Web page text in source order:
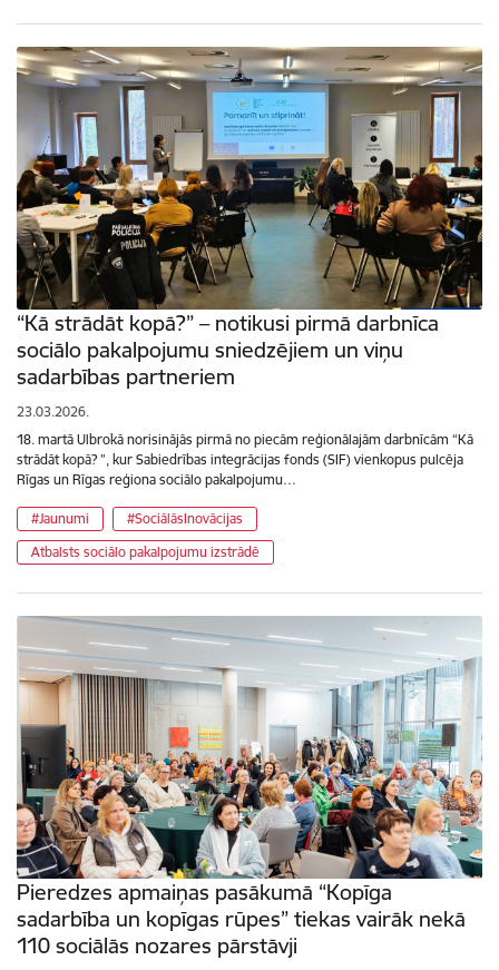
“Kā strādāt kopā?” – notikusi pirmā darbnīca
sociālo pakalpojumu sniedzējiem un viņu
sadarbības partneriem
23.03.2026.
18. martā Ulbrokā norisinājās pirmā no piecām reģionālajām darbnīcām “Kā
strādāt kopā? ”, kur Sabiedrības integrācijas fonds (SIF) vienkopus pulcēja
Rīgas un Rīgas reģiona sociālo pakalpojumu…
#Jaunumi
#SociālāsInovācijas
Atbalsts sociālo pakalpojumu izstrādē
Pieredzes apmaiņas pasākumā “Kopīga
sadarbība un kopīgas rūpes” tiekas vairāk nekā
110 sociālās nozares pārstāvji